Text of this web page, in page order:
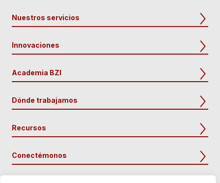
Nuestros servicios
Innovaciones
Academia BZI
Dónde trabajamos
Recursos
Conectémonos